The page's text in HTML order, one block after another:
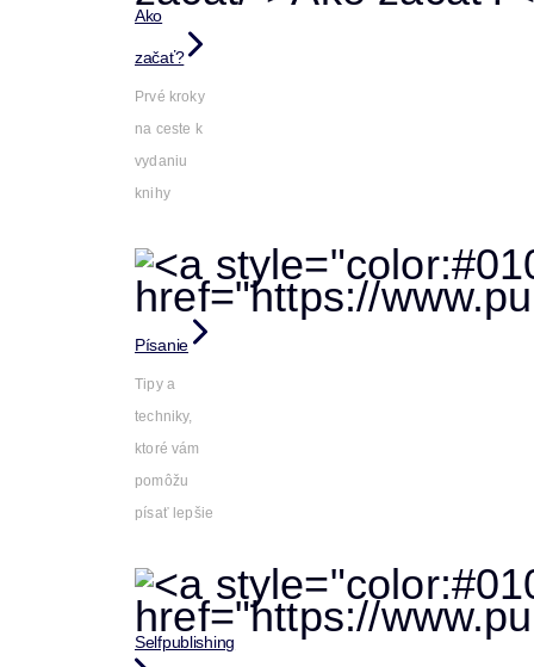
Ako
začať?
Prvé kroky
na ceste k
vydaniu
knihy
Písanie
Tipy a
techniky,
ktoré vám
pomôžu
písať lepšie
Selfpublishing